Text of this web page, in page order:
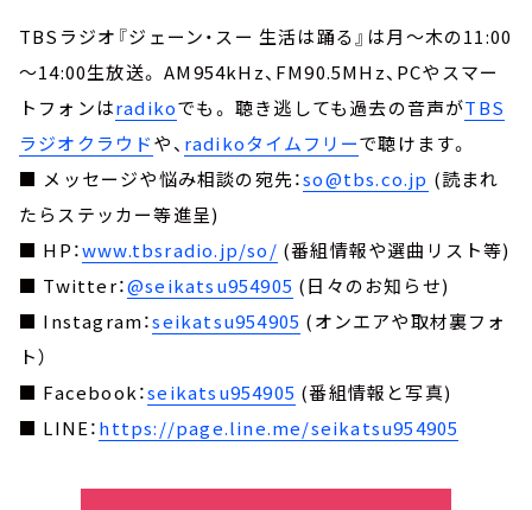
TBSラジオ『ジェーン・スー 生活は踊る』は月～木の11:00
～14:00生放送。 AM954kHz、FM90.5MHz、PCやスマー
トフォンはradikoでも。 聴き逃しても過去の音声がTBS
ラジオクラウドや、 radikoタイムフリーで聴けます。
■ メッセージや悩み相談の宛先：so@tbs.co.jp (読まれ
たらステッカー等進呈)
■ HP：www.tbsradio.jp/so/ (番組情報や選曲リスト等)
■ Twitter：@seikatsu954905 (日々のお知らせ)
■ Instagram：seikatsu954905 (オンエアや取材裏フォ
ト）
■ Facebook：seikatsu954905 (番組情報と写真)
■ LINE：https://page.line.me/seikatsu954905